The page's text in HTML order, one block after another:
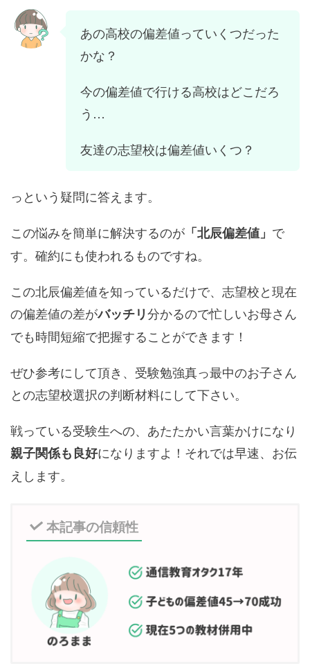
あの高校の偏差値っていくつだった
かな？
今の偏差値で行ける高校はどこだろ
う…
友達の志望校は偏差値いくつ？
っという疑問に答えます。
この悩みを簡単に解決するのが 「北辰偏差値」 で
す。確約にも使われるものですね。
この北辰偏差値を知っているだけで、志望校と現在
の偏差値の差がバッチリ分かるので忙しいお母さん
でも時間短縮で把握することができます！
ぜひ参考にして頂き、受験勉強真っ最中のお子さん
との志望校選択の判断材料にして下さい。
戦っている受験生への、あたたかい言葉かけになり
親子関係も良好になりますよ！それでは早速、お伝
えします。
本記事の信頼性